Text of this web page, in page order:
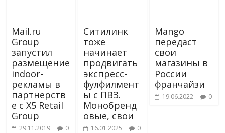
Mail.ru
Group
запустил
размещение
indoor-
рекламы в
партнерств
е с X5 Retail
Group
29.11.2019 0
Ситилинк
тоже
начинает
продвигать
экспресс-
фулфилмент
ы с ПВЗ.
Монобренд
овые, свои
16.01.2025 0
Mango
передаст
свои
магазины в
России
франчайзи
19.06.2022 0